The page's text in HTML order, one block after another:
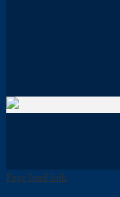
Page load link